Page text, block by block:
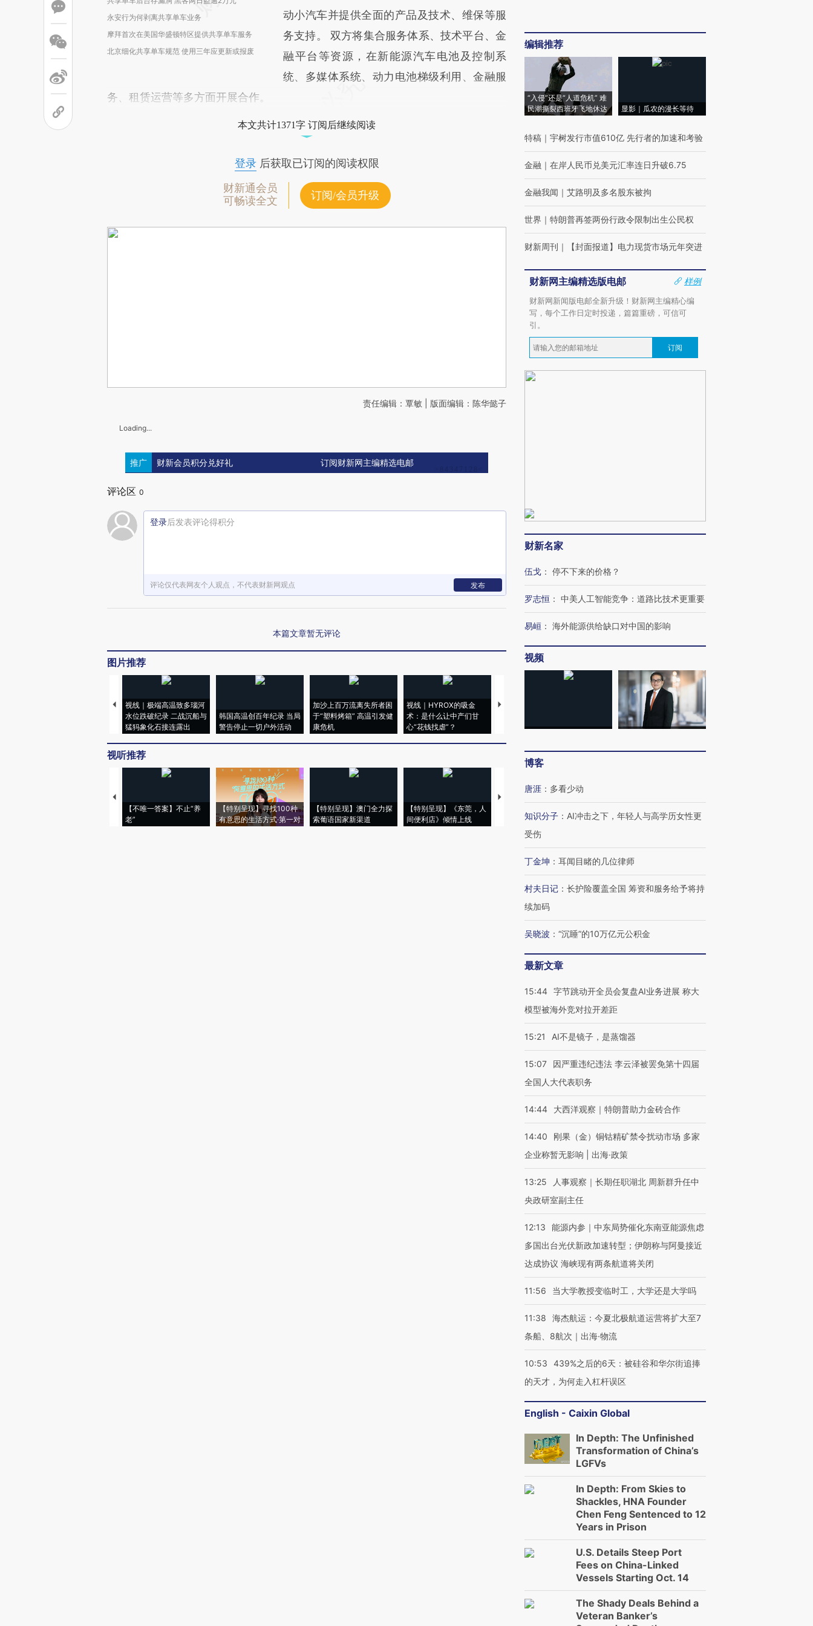
永安行为何剥离共享单车业务
摩拜首次在美国华盛顿特区提供共享单车服务
北京细化共享单车规范 使用三年应更新或报废
动小汽车并提供全面的产品及技术、维保等服
务支持。 双方将集合服务体系、技术平台、金
融平台等资源，在新能源汽车电池及控制系
统、多媒体系统、动力电池梯级利用、金融服
务、租赁运营等多方面开展合作。
本文共计1371字 订阅后继续阅读
登录后获取已订阅的阅读权限
财新通会员
可畅读全文
订阅/会员升级
责任编辑：覃敏 | 版面编辑：陈华懿子
Loading...
推广 财新会员积分兑好礼 订阅财新网主编精选电邮
评论区 0
登录后发表评论得积分
评论仅代表网友个人观点，不代表财新网观点 发布
本篇文章暂无评论
图片推荐
视线｜极端高温致多瑙河
水位跌破纪录 二战沉船与
猛犸象化石接连露出
韩国高温创百年纪录 当局
警告停止一切户外活动
加沙上百万流离失所者困
于“塑料烤箱” 高温引发健
康危机
视线｜HYROX的吸金
术：是什么让中产们甘
心“花钱找虐”？
马航飞行员跨国走私7万
视线｜被称为“蟑螂”的印
度Z世代 用街头抗争将教
育部长拱下台
视线｜“入侵”还是“人道危
机”？难民潮撕裂西班牙
飞地休达
视听推荐
【不唯一答案】不止“养
老”
【特别呈现】寻找100种
有意思的生活方式·第一对
【特别呈现】澳门全力探
索葡语国家新渠道
【特别呈现】《东莞，人
间便利店》倾情上线
【推广】走进第四届链博
有意思的生活方式·第三对
住三大增长引擎是什么？
编辑推荐
“入侵”还是“人道危机” 难
民潮撕裂西班牙飞地休达
显影｜瓜农的漫长等待
特稿 ｜ 宇树发行市值610亿 先行者的加速和考验
金融 ｜ 在岸人民币兑美元汇率连日升破6.75
金融我闻 ｜ 艾路明及多名股东被拘
世界 ｜ 特朗普再签两份行政令限制出生公民权
财新周刊 ｜ 【封面报道】电力现货市场元年突进
财新网主编精选版电邮
样例
财新网新闻版电邮全新升级！财新网主编精心编
写，每个工作日定时投递，篇篇重磅，可信可
引。
订阅
财新名家
伍戈 ： 停不下来的价格？
罗志恒 ： 中美人工智能竞争：道路比技术更重要
易峘 ： 海外能源供给缺口对中国的影响
视频
博客
唐涯 ： 多看少动
知识分子 ： AI冲击之下，年轻人与高学历女性更
受伤
丁金坤 ： 耳闻目睹的几位律师
村夫日记 ： 长护险覆盖全国 筹资和服务给予将持
续加码
吴晓波 ： “沉睡”的10万亿元公积金
最新文章
15:44 字节跳动开全员会复盘AI业务进展 称大
模型被海外竞对拉开差距
15:21 AI不是镜子，是蒸馏器
15:07
因严重违纪违法 李云泽被罢免第十四届
全国人大代表职务
14:44 大西洋观察｜特朗普助力金砖合作
14:40
刚果（金）铜钴精矿禁令扰动市场 多家
企业称暂无影响 | 出海·政策
13:25
人事观察｜长期任职湖北 周新群升任中
央政研室副主任
12:13
能源内参｜中东局势催化东南亚能源焦虑
多国出台光伏新政加速转型；伊朗称与阿曼接近
达成协议 海峡现有两条航道将关闭
11:56 当大学教授变临时工，大学还是大学吗
11:38
海杰航运：今夏北极航道运营将扩大至7
条船、8航次｜出海·物流
10:53
439%之后的6天：被硅谷和华尔街追捧
的天才，为何走入杠杆误区
English - Caixin Global
In Depth: The Unfinished
Transformation of China’s
LGFVs
In Depth: From Skies to
Shackles, HNA Founder
Chen Feng Sentenced to 12
Years in Prison
U.S. Details Steep Port
Fees on China-Linked
Vessels Starting Oct. 14
The Shady Deals Behind a
Veteran Banker’s